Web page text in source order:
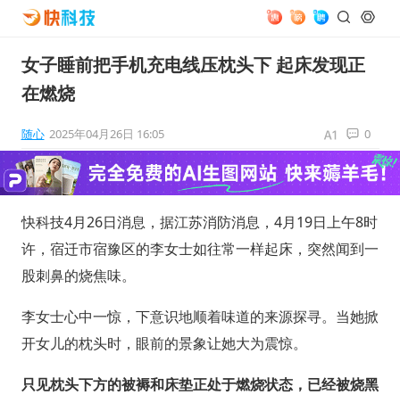
女子睡前把手机充电线压枕头下 起床发现正
在燃烧
随心 2025年04月26日 16:05 0
快科技4月26日消息，据江苏消防消息，4月19日上午8时
许，宿迁市宿豫区的李女士如往常一样起床，突然闻到一
股刺鼻的烧焦味。
李女士心中一惊，下意识地顺着味道的来源探寻。当她掀
开女儿的枕头时，眼前的景象让她大为震惊。
只见枕头下方的被褥和床垫正处于燃烧状态，已经被烧黑